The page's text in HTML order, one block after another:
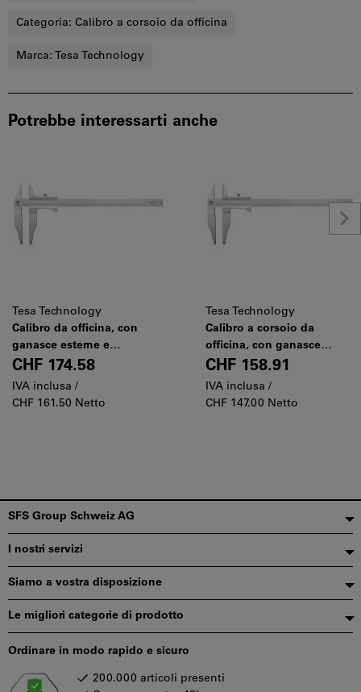
Categoria: Calibro a corsoio da officina
Marca: Tesa Technology
Potrebbe interessarti anche
Tesa Technology
Calibro da officina, con
ganasce esterne e
regolazione fine, 200 mm,
0,02, mm
CHF 174.58
IVA inclusa /
CHF 161.50 Netto
Tesa Technology
Calibro a corsoio da
officina, con ganasce
esterne, 200 mm, 0,02, mm
CHF 158.91
IVA inclusa /
CHF 147.00 Netto
Piè
di
pagina
SFS Group Schweiz AG
I nostri servizi
Siamo a vostra disposizione
Le migliori categorie di prodotto
Ordinare in modo rapido e sicuro
200.000 articoli presenti